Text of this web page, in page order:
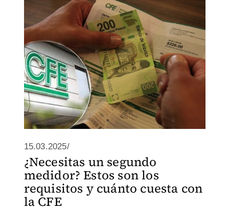
15.03.2025/
¿Necesitas un segundo
medidor? Estos son los
requisitos y cuánto cuesta con
la CFE